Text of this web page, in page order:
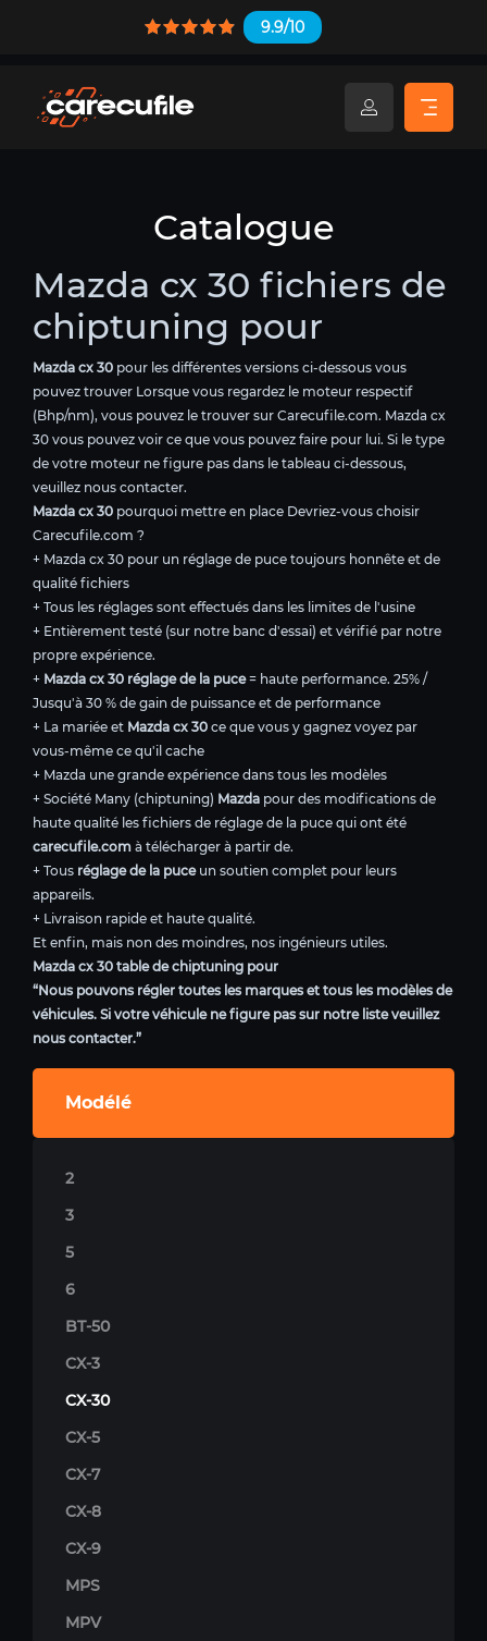
9.9/10
Catalogue
Mazda cx 30 fichiers de
chiptuning pour
Mazda cx 30 pour les différentes versions ci-dessous vous
pouvez trouver Lorsque vous regardez le moteur respectif
(Bhp/nm), vous pouvez le trouver sur Carecufile.com. Mazda cx
30 vous pouvez voir ce que vous pouvez faire pour lui. Si le type
de votre moteur ne figure pas dans le tableau ci-dessous,
veuillez nous contacter.
Mazda cx 30 pourquoi mettre en place Devriez-vous choisir
Carecufile.com ?
+ Mazda cx 30 pour un réglage de puce toujours honnête et de
qualité fichiers
+ Tous les réglages sont effectués dans les limites de l'usine
+ Entièrement testé (sur notre banc d'essai) et vérifié par notre
propre expérience.
+ Mazda cx 30 réglage de la puce= haute performance. 25% /
Jusqu'à 30 % de gain de puissance et de performance
+ La mariée et Mazda cx 30 ce que vous y gagnez voyez par
vous-même ce qu'il cache
+ Mazda une grande expérience dans tous les modèles
+ Société Many (chiptuning) Mazda pour des modifications de
haute qualité les fichiers de réglage de la puce qui ont été
carecufile.com à télécharger à partir de.
+ Tous réglage de la puceun soutien complet pour leurs
appareils.
+ Livraison rapide et haute qualité.
Et enfin, mais non des moindres, nos ingénieurs utiles.
Mazda cx 30 table de chiptuning pour
“Nous pouvons régler toutes les marques et tous les modèles de
véhicules. Si votre véhicule ne figure pas sur notre liste veuillez
nous contacter.”
Modélé
2
3
5
6
BT-50
CX-3
CX-30
CX-5
CX-7
CX-8
CX-9
MPS
MPV